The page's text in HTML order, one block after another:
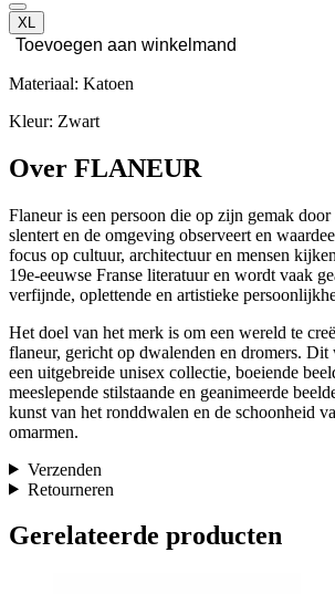
XL
Toevoegen aan winkelmand
Materiaal: Katoen
Kleur: Zwart
Over FLANEUR
Flaneur is een persoon die op zijn gemak door
slentert en de omgeving observeert en
focus op cultuur, architectuur en mensen
19e-eeuwse Franse literatuur en wordt vaak
verfijnde, oplettende en artistieke
Het doel van het merk is om een ​​wereld te
flaneur, gericht op dwalenden en dromers.
een uitgebreide unisex collectie, boeiende
meeslepende stilstaande en geanimeerde
kunst van het ronddwalen en de schoonheid
omarmen.
Verzenden
Retourneren
Gerelateerde producten